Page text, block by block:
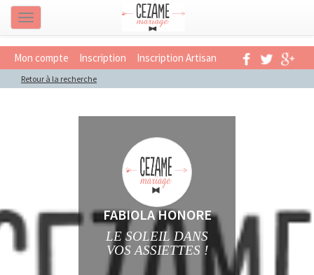
Navigation
Mon compte Inscription Inscription Artisan
Retour à la recherche
FABIOLA HONORE
LE SOLEIL DANS
VOS ASSIETTES !